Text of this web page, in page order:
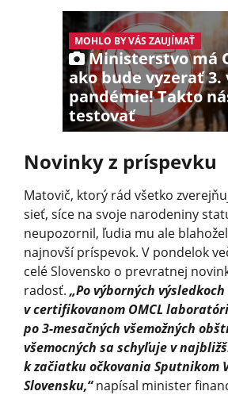
MOHLO BY VÁS ZAUJÍMAŤ
Ministerstvo má
ako bude vyzerať 3.
pandémie! Takto
testovať
Novinky z príspevku
Matovič, ktorý rád všetko
sieť, síce na svoje narodeniny
neupozornil, ľudia mu ale
najnovší príspevok. V pondelok
celé Slovensko o prevratnej
radosť. „Po výborných
v certifikovanom OMCL
po 3-mesačných všemožných
všemocných sa schyľuje v
k začiatku očkovania Sputnikom
Slovensku,“napísal minister